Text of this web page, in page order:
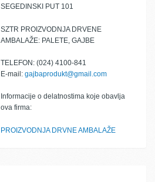
SEGEDINSKI PUT 101
SZTR PROIZVODNJA DRVENE
AMBALAŽE: PALETE, GAJBE
TELEFON: (024) 4100-841
E-mail: gajbaprodukt@gmail.com
Informacije o delatnostima koje obavlja
ova firma:
PROIZVODNJA DRVNE AMBALAŽE